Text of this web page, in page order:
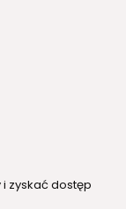
zyskać dostęp